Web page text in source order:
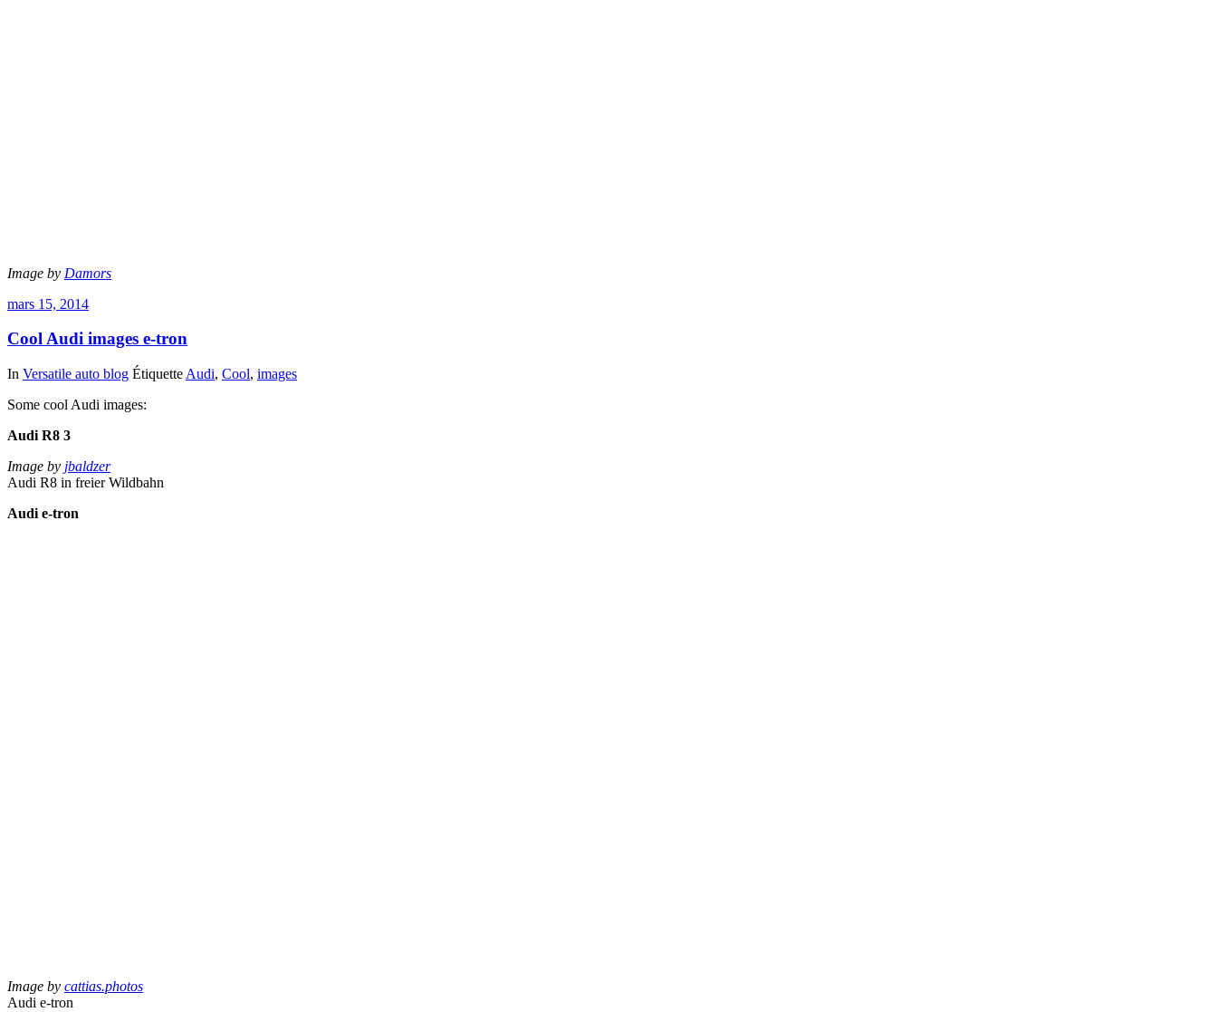
Image by Damors
mars 15, 2014
Cool Audi images e-tron
In Versatile auto blog Étiquette Audi, Cool, images
Some cool Audi images:
Audi R8 3
Image by jbaldzer
Audi R8 in freier Wildbahn
Audi e-tron
Image by cattias.photos
Audi e-tron